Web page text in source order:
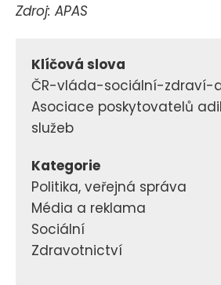
Zdroj: APAS
Klíčová slova
ČR-vláda-sociální-zdraví-
Asociace poskytovatelů
služeb
Kategorie
Politika, veřejná správa
Média a reklama
Sociální
Zdravotnictví